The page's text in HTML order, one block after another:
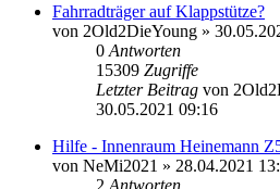
Fahrradträger auf Klappstütze?
von 2Old2DieYoung »
0 Antworten
15309 Zugriffe
Letzter Beitrag von
30.05.2021 09:16
Hilfe - Innenraum Heinemann
von NeMi2021 » 28.04.2021
2 Antworten